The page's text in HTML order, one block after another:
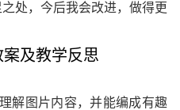
处，今后我会改进，做得更
及教学反思
解图片内容，并能编成有趣